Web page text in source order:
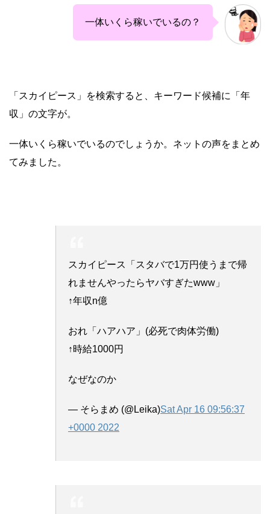
一体いくら稼いでいるの？
「スカイピース」を検索すると、キーワード候補に「年
収」の文字が。
一体いくら稼いでいるのでしょうか。ネットの声をまとめ
てみました。
スカイピース「スタバで1万円使うまで帰
れませんやったらヤバすぎたwww」
↑年収n億
おれ「ハアハア」(必死で肉体労働)
↑時給1000円
なぜなのか
— そらまめ (@Leika)Sat Apr 16 09:56:37
+0000 2022